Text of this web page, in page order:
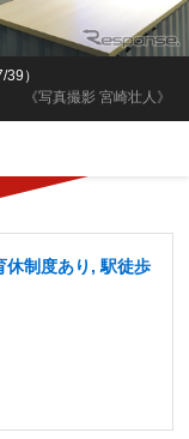
《写真撮影 宮崎壮人》
）
休制度あり, 駅徒歩